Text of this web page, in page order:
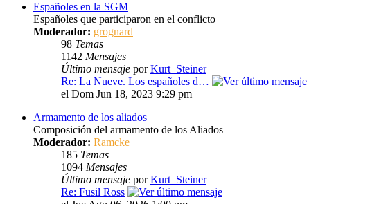
Españoles en la SGM
Españoles que participaron en el conflicto
Moderador: grognard
98 Temas
1142 Mensajes
Último mensaje porKurt_Steiner
Re: La Nueve. Los españoles d…
el Dom Jun 18, 2023 9:29 pm
Armamento de los aliados
Composición del armamento de los Aliados
Moderador: Ramcke
185 Temas
1094 Mensajes
Último mensaje porKurt_Steiner
Re: Fusil Ross